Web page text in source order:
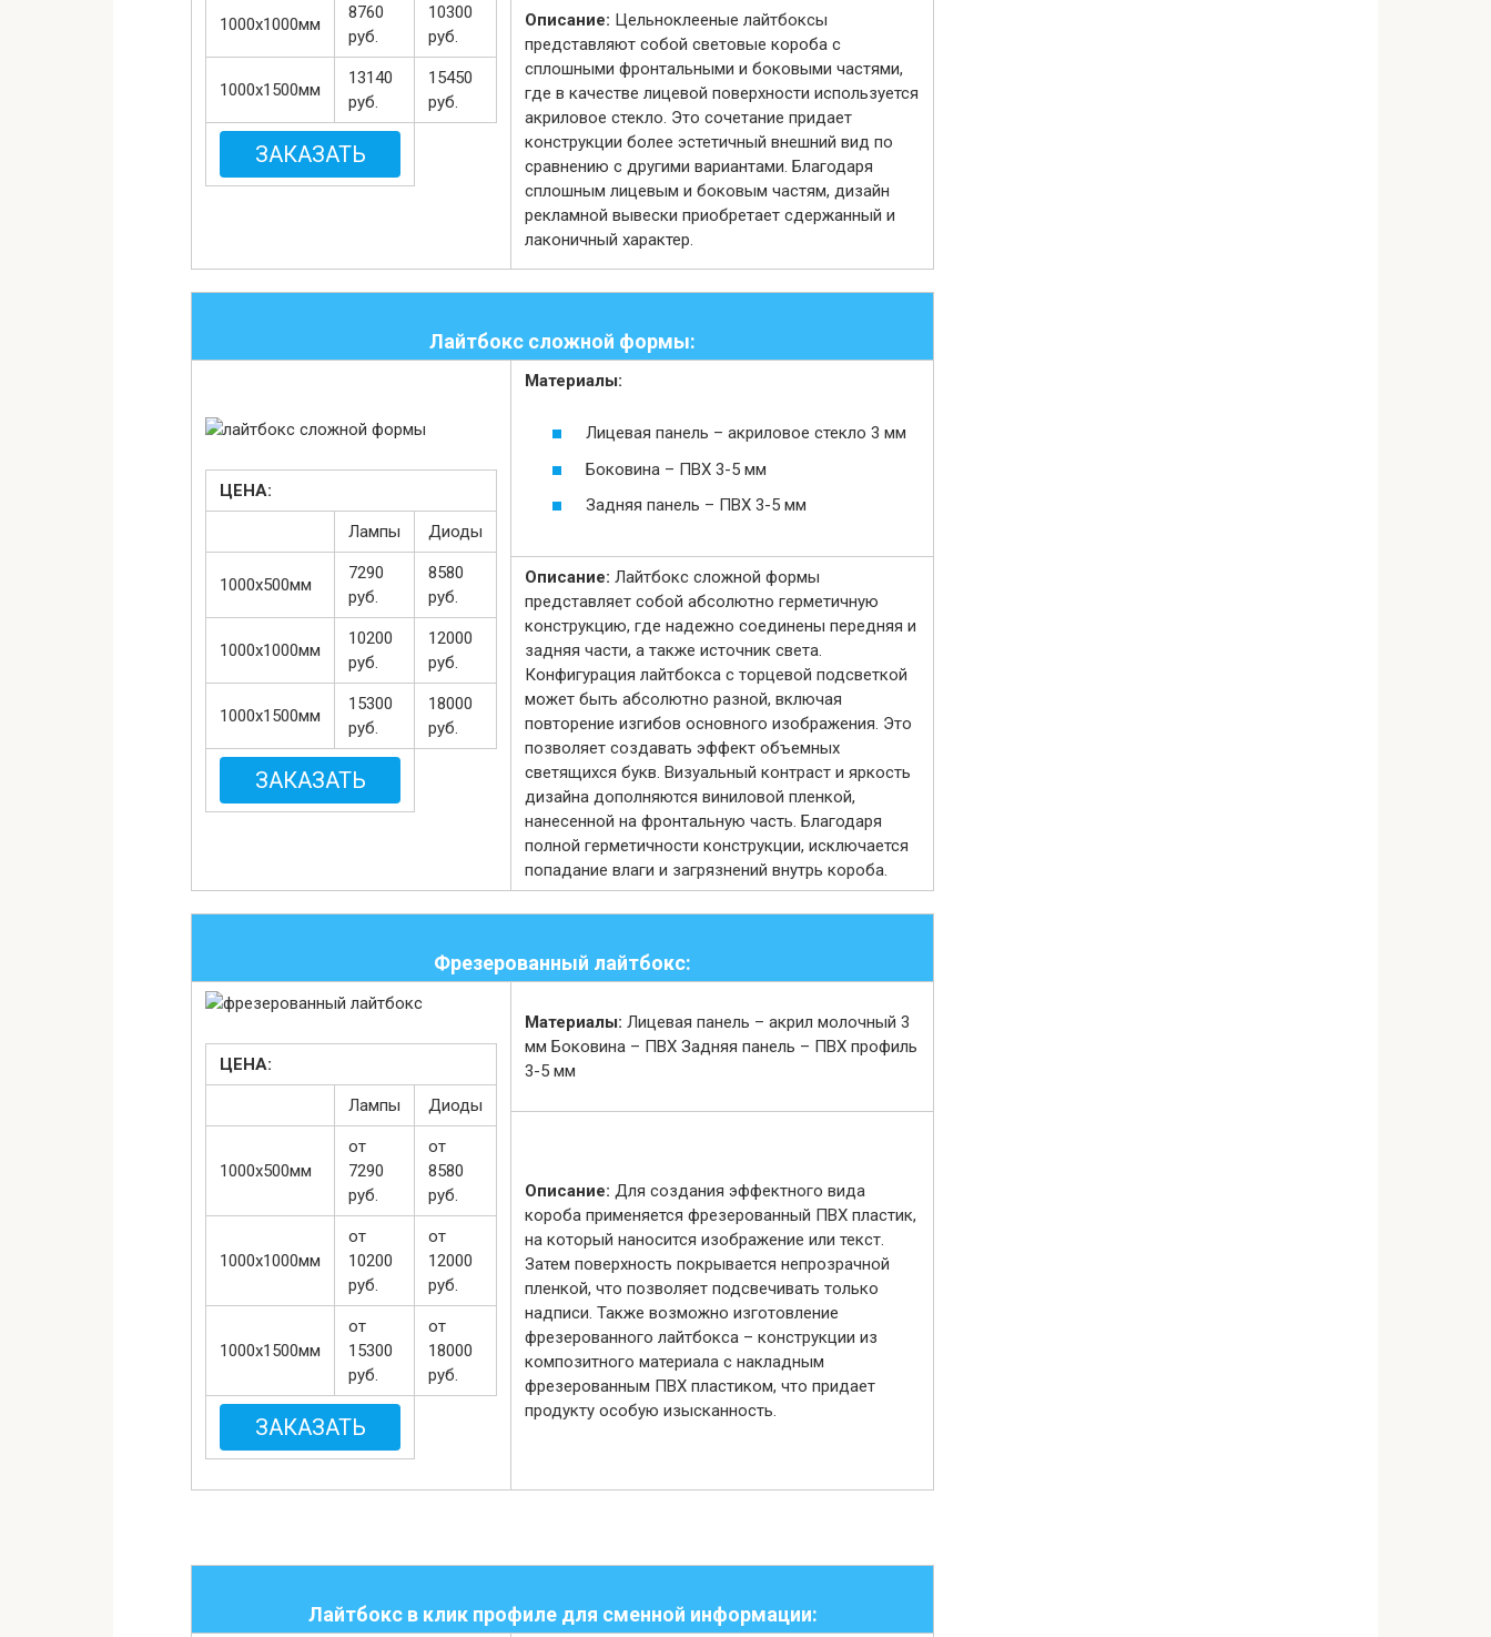
1000х1000мм
8760
руб.
10300
руб.
1000х1500мм
13140
руб.
15450
руб.
ЗАКАЗАТЬ
Описание: Цельноклееные лайтбоксы
представляют собой световые короба с
сплошными фронтальными и боковыми частями,
где в качестве лицевой поверхности используется
акриловое стекло. Это сочетание придает
конструкции более эстетичный внешний вид по
сравнению с другими вариантами. Благодаря
сплошным лицевым и боковым частям, дизайн
рекламной вывески приобретает сдержанный и
лаконичный характер.
Лайтбокс сложной формы:
ЦЕНА:
Лампы Диоды
1000х500мм
7290
руб.
8580
руб.
1000х1000мм
10200
руб.
12000
руб.
1000х1500мм
15300
руб.
18000
руб.
ЗАКАЗАТЬ
Материалы:
Лицевая панель – акриловое стекло 3 мм
Боковина – ПВХ 3-5 мм
Задняя панель – ПВХ 3-5 мм
Описание: Лайтбокс сложной формы
представляет собой абсолютно герметичную
конструкцию, где надежно соединены передняя и
задняя части, а также источник света.
Конфигурация лайтбокса с торцевой подсветкой
может быть абсолютно разной, включая
повторение изгибов основного изображения. Это
позволяет создавать эффект объемных
светящихся букв. Визуальный контраст и яркость
дизайна дополняются виниловой пленкой,
нанесенной на фронтальную часть. Благодаря
полной герметичности конструкции, исключается
попадание влаги и загрязнений внутрь короба.
Фрезерованный лайтбокс:
ЦЕНА:
Лампы Диоды
1000х500мм
от
7290
руб.
от
8580
руб.
1000х1000мм
от
10200
руб.
от
12000
руб.
1000х1500мм
от
15300
руб.
от
18000
руб.
ЗАКАЗАТЬ
Материалы: Лицевая панель – акрил молочный 3
мм Боковина – ПВХ Задняя панель – ПВХ профиль
3-5 мм
Описание: Для создания эффектного вида
короба применяется фрезерованный ПВХ пластик,
на который наносится изображение или текст.
Затем поверхность покрывается непрозрачной
пленкой, что позволяет подсвечивать только
надписи. Также возможно изготовление
фрезерованного лайтбокса – конструкции из
композитного материала с накладным
фрезерованным ПВХ пластиком, что придает
продукту особую изысканность.
Лайтбокс в клик профиледля сменной информации: